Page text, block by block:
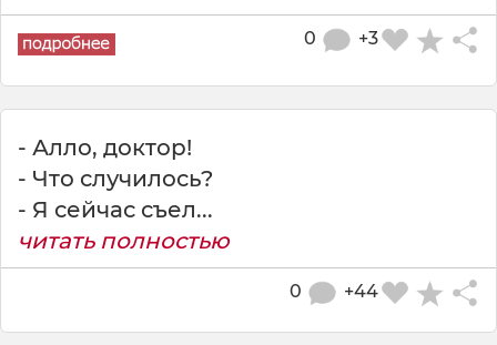
+3
0
- Алло, доктор!
- Что случилось?
- Я сейчaс съел...
читать полностью
+44
0